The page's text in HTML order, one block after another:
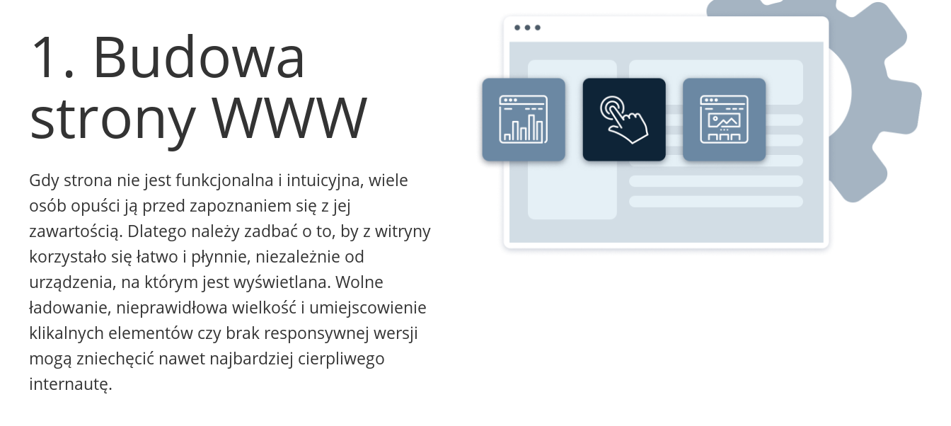
1. Budowa
strony WWW
Gdy strona nie jest funkcjonalna i intuicyjna, wiele
osób opuści ją przed zapoznaniem się z jej
zawartością. Dlatego należy zadbać o to, by z witryny
korzystało się łatwo i płynnie, niezależnie od
urządzenia, na którym jest wyświetlana. Wolne
ładowanie, nieprawidłowa wielkość i umiejscowienie
klikalnych elementów czy brak responsywnej wersji
mogą zniechęcić nawet najbardziej cierpliwego
internautę.